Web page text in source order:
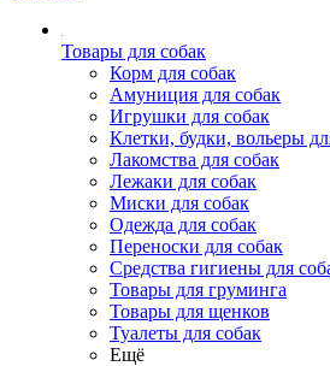
Товары для собак
Корм для собак
Амуниция для собак
Игрушки для собак
Клетки, будки, вольеры
Лакомства для собак
Лежаки для собак
Миски для собак
Одежда для собак
Переноски для собак
Средства гигиены для
Товары для груминга
Товары для щенков
Туалеты для собак
Ещё